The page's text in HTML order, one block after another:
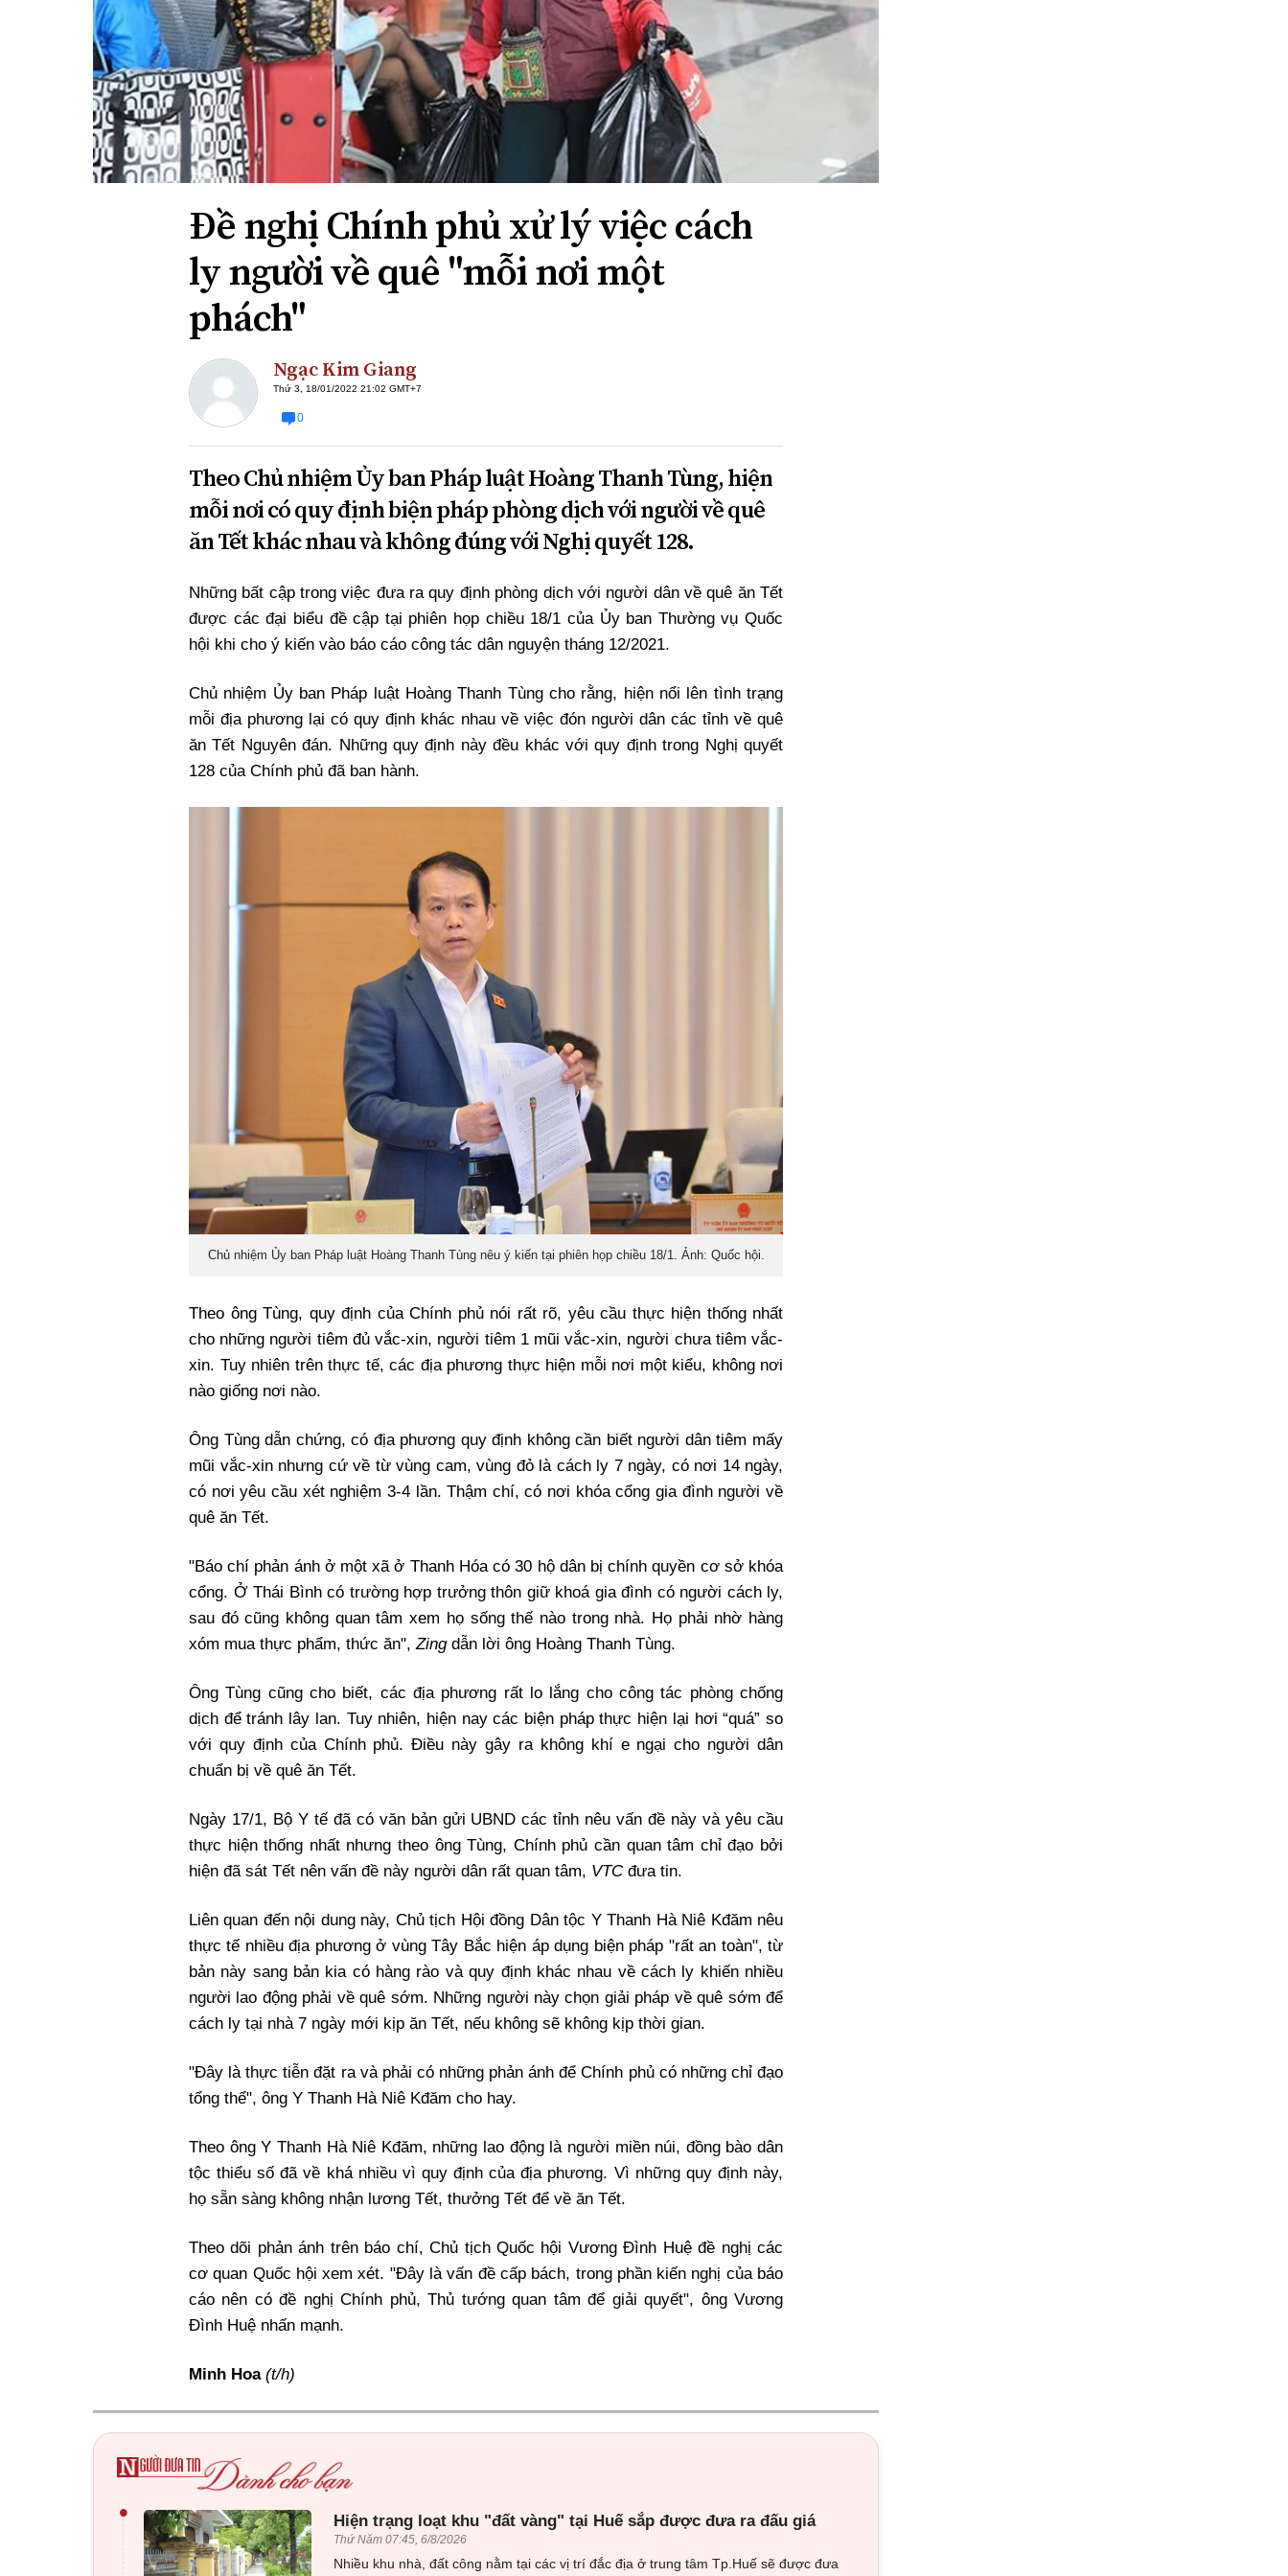
Xi nhan Trái Phải
Bạn đọc viết
Đề nghị Chính phủ xử lý việc cách
ly người về quê "mỗi nơi một
phách"
Ngạc Kim Giang
Thứ 3, 18/01/2022 21:02 GMT+7
0
Theo Chủ nhiệm Ủy ban Pháp luật Hoàng Thanh Tùng, hiện
mỗi nơi có quy định biện pháp phòng dịch với người về quê
ăn Tết khác nhau và không đúng với Nghị quyết 128.
Những bất cập trong việc đưa ra quy định phòng dịch với người dân về quê ăn Tết
được các đại biểu đề cập tại phiên họp chiều 18/1 của Ủy ban Thường vụ Quốc
hội khi cho ý kiến vào báo cáo công tác dân nguyện tháng 12/2021.
Chủ nhiệm Ủy ban Pháp luật Hoàng Thanh Tùng cho rằng, hiện nổi lên tình trạng
mỗi địa phương lại có quy định khác nhau về việc đón người dân các tỉnh về quê
ăn Tết Nguyên đán. Những quy định này đều khác với quy định trong Nghị quyết
128 của Chính phủ đã ban hành.
Chủ nhiệm Ủy ban Pháp luật Hoàng Thanh Tùng nêu ý kiến tại phiên họp chiều 18/1. Ảnh: Quốc hội.
Theo ông Tùng, quy định của Chính phủ nói rất rõ, yêu cầu thực hiện thống nhất
cho những người tiêm đủ vắc-xin, người tiêm 1 mũi vắc-xin, người chưa tiêm vắc-
xin. Tuy nhiên trên thực tế, các địa phương thực hiện mỗi nơi một kiểu, không nơi
nào giống nơi nào.
Ông Tùng dẫn chứng, có địa phương quy định không cần biết người dân tiêm mấy
mũi vắc-xin nhưng cứ về từ vùng cam, vùng đỏ là cách ly 7 ngày, có nơi 14 ngày,
có nơi yêu cầu xét nghiệm 3-4 lần. Thậm chí, có nơi khóa cổng gia đình người về
quê ăn Tết.
"Báo chí phản ánh ở một xã ở Thanh Hóa có 30 hộ dân bị chính quyền cơ sở khóa
cổng. Ở Thái Bình có trường hợp trưởng thôn giữ khoá gia đình có người cách ly,
sau đó cũng không quan tâm xem họ sống thế nào trong nhà. Họ phải nhờ hàng
xóm mua thực phẩm, thức ăn",Zingdẫn lời ông Hoàng Thanh Tùng.
Ông Tùng cũng cho biết, các địa phương rất lo lắng cho công tác phòng chống
dịch để tránh lây lan. Tuy nhiên, hiện nay các biện pháp thực hiện lại hơi “quá” so
với quy định của Chính phủ. Điều này gây ra không khí e ngại cho người dân
chuẩn bị về quê ăn Tết.
Ngày 17/1, Bộ Y tế đã có văn bản gửi UBND các tỉnh nêu vấn đề này và yêu cầu
thực hiện thống nhất nhưng theo ông Tùng, Chính phủ cần quan tâm chỉ đạo bởi
hiện đã sát Tết nên vấn đề này người dân rất quan tâm, VTCđưa tin.
Liên quan đến nội dung này, Chủ tịch Hội đồng Dân tộc Y Thanh Hà Niê Kđăm nêu
thực tế nhiều địa phương ở vùng Tây Bắc hiện áp dụng biện pháp "rất an toàn", từ
bản này sang bản kia có hàng rào và quy định khác nhau về cách ly khiến nhiều
người lao động phải về quê sớm. Những người này chọn giải pháp về quê sớm để
cách ly tại nhà 7 ngày mới kịp ăn Tết, nếu không sẽ không kịp thời gian.
"Đây là thực tiễn đặt ra và phải có những phản ánh để Chính phủ có những chỉ đạo
tổng thể", ông Y Thanh Hà Niê Kđăm cho hay.
Theo ông Y Thanh Hà Niê Kđăm, những lao động là người miền núi, đồng bào dân
tộc thiểu số đã về khá nhiều vì quy định của địa phương. Vì những quy định này,
họ sẵn sàng không nhận lương Tết, thưởng Tết để về ăn Tết.
Theo dõi phản ánh trên báo chí, Chủ tịch Quốc hội Vương Đình Huệ đề nghị các
cơ quan Quốc hội xem xét. "Đây là vấn đề cấp bách, trong phần kiến nghị của báo
cáo nên có đề nghị Chính phủ, Thủ tướng quan tâm để giải quyết", ông Vương
Đình Huệ nhấn mạnh.
Minh Hoa (t/h)
• Hiện trạng loạt khu "đất vàng" tại Huế sắp được đưa ra đấu giá
Thứ Năm 07:45, 6/8/2026
Nhiều khu nhà, đất công nằm tại các vị trí đắc địa ở trung tâm Tp.Huế sẽ được đưa